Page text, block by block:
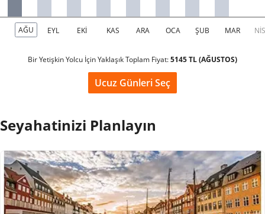
Bir Yetişkin Yolcu İçin Yaklaşık Toplam Fiyat:5145 TL (AĞUSTOS)
Ucuz Günleri Seç
Seyahatinizi Planlayın